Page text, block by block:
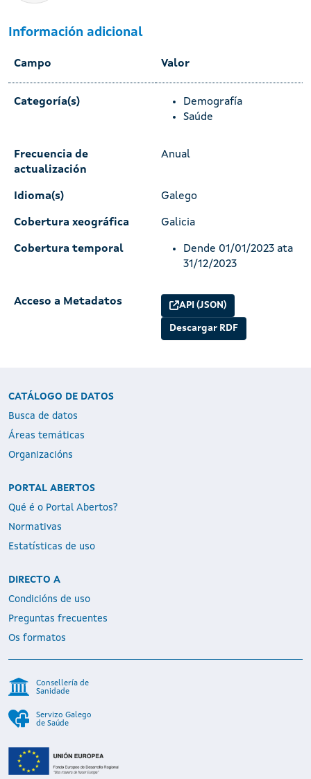
Información adicional
Campo Valor
Categoría(s)
Demografía
Saúde
Frecuencia de
actualización
Anual
Idioma(s) Galego
Cobertura xeográfica Galicia
Cobertura temporal
Dende 01/01/2023 ata
31/12/2023
Acceso a Metadatos API (JSON)
Descargar RDF
CATÁLOGO DE DATOS
Busca de datos
Áreas temáticas
Organizacións
PORTAL ABERTOS
Qué é o Portal Abertos?
Normativas
Estatísticas de uso
DIRECTO A
Condicións de uso
Preguntas frecuentes
Os formatos
Consellería de
Sanidade
Servizo Galego
de Saúde